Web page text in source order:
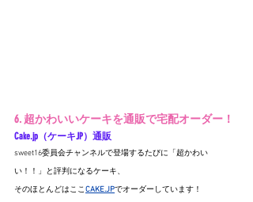
6. 超かわいいケーキを通販で宅配オーダー！
Cake.jp （ケーキJP）通販
sweet16委員会チャンネルで登場するたびに「超かわい
い！！」と評判になるケーキ、
そのほとんどはここCAKE.JPでオーダーしています！